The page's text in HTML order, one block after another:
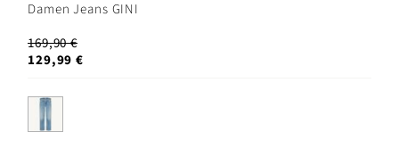
Damen Jeans GINI
169,90 €
129,99 €